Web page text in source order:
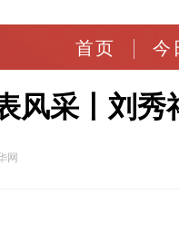
首页 今
风采丨刘秀
网